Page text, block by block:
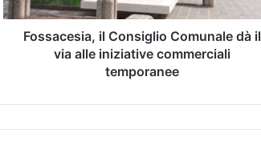
Fossacesia, il Consiglio Comunale dà il
via alle iniziative commerciali
temporanee